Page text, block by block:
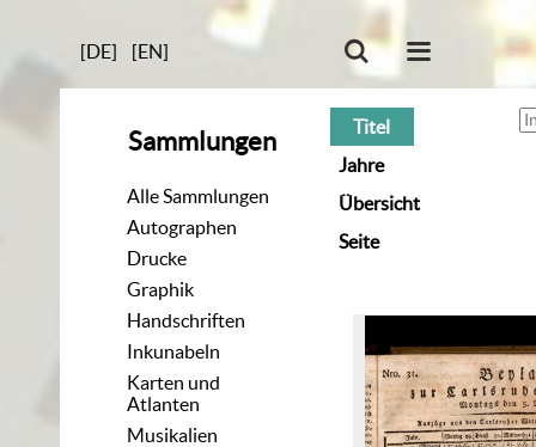
[DE] [EN]
Sammlungen
Alle Sammlungen
Autographen
Drucke
Graphik
Handschriften
Inkunabeln
Karten und
Atlanten
Musikalien
Titel
Jahre
Übersicht
Seite